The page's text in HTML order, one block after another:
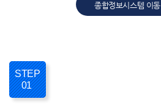
종합정보시스템 이동
STEP
01